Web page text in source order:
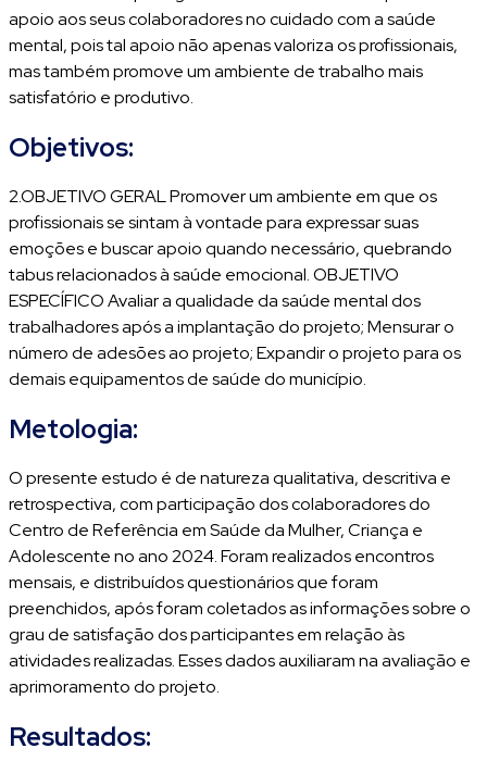
apoio aos seus colaboradores no cuidado com a saúde
mental, pois tal apoio não apenas valoriza os profissionais,
mas também promove um ambiente de trabalho mais
satisfatório e produtivo.
Objetivos:
2.OBJETIVO GERAL Promover um ambiente em que os
profissionais se sintam à vontade para expressar suas
emoções e buscar apoio quando necessário, quebrando
tabus relacionados à saúde emocional. OBJETIVO
ESPECÍFICO Avaliar a qualidade da saúde mental dos
trabalhadores após a implantação do projeto; Mensurar o
número de adesões ao projeto; Expandir o projeto para os
demais equipamentos de saúde do município.
Metologia:
O presente estudo é de natureza qualitativa, descritiva e
retrospectiva, com participação dos colaboradores do
Centro de Referência em Saúde da Mulher, Criança e
Adolescente no ano 2024. Foram realizados encontros
mensais, e distribuídos questionários que foram
preenchidos, após foram coletados as informações sobre o
grau de satisfação dos participantes em relação às
atividades realizadas. Esses dados auxiliaram na avaliação e
aprimoramento do projeto.
Resultados: